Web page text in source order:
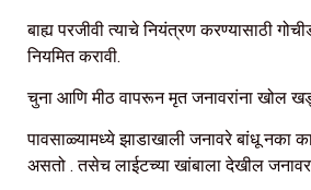
बाह्य परजीवी त्याचे नियंत्रण करण्यासाठी
नियमित करावी.
चुना आणि मीठ वापरून मृत जनावरांना खोल
पावसाळ्यामध्ये झाडाखाली जनावरे बांधू नका
असतो . तसेच लाईटच्या खांबाला देखील